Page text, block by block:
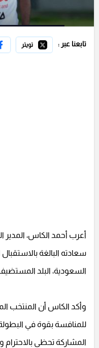
تابعنا عبر : تويتر
سعادته البالغة
السعودية، البلد
وأكد الكاس أن المنتخب
للمنافسة بقوة في
المشاركة تحظى بالاحترام